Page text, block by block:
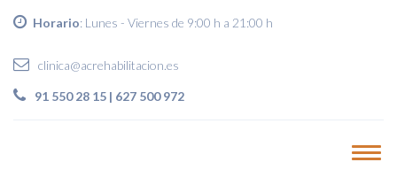
Horario: Lunes - Viernes de 9:00 h a 21:00 h
clinica@acrehabilitacion.es
91 550 28 15 | 627 500 972